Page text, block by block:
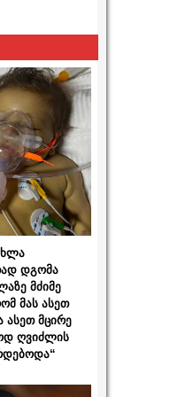
დგომა
მძიმე
მას ასეთ
ასეთ მცირე
ღვიძლის